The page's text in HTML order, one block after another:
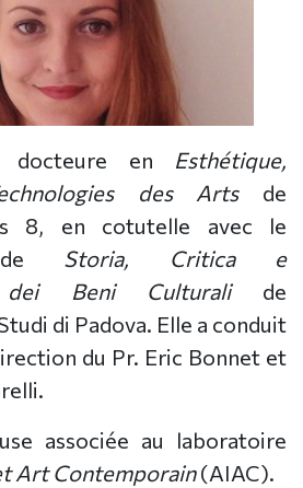
docteure en Esthétique,
des Artsde
8, en cotutelle avec le
de Storia, Critica e
dei Beni Culturalide
di Padova. Elle a conduit
du Pr. Eric Bonnet et
associée au laboratoire
Art Contemporain(AIAC).